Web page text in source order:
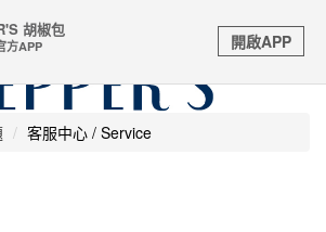
本站未透過任何名義要求核對購物資訊 及 信用
人資訊，請立即掛斷並撥打165反詐騙專線
客服中心 / Service
胡椒包
方APP 開啟APP